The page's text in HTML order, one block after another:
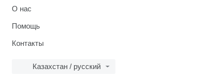
О нас
Помощь
Контакты
Казахстан / русский